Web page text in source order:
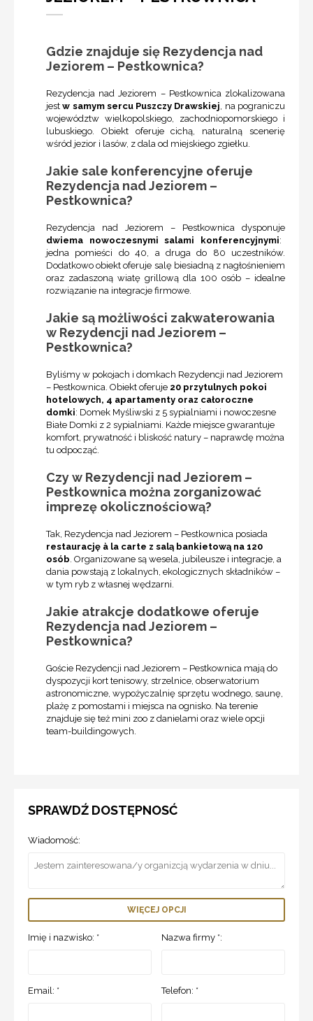
Gdzie znajduje się Rezydencja nad
Jeziorem – Pestkownica?
Rezydencja nad Jeziorem – Pestkownica zlokalizowana
jestw samym sercu Puszczy Drawskiej, na pograniczu
województw wielkopolskiego, zachodniopomorskiego i
lubuskiego. Obiekt oferuje cichą, naturalną scenerię
wśród jezior i lasów, z dala od miejskiego zgiełku.
Jakie sale konferencyjne oferuje
Rezydencja nad Jeziorem –
Pestkownica?
Rezydencja nad Jeziorem – Pestkownica dysponuje
dwiema nowoczesnymi salami konferencyjnymi:
jedna pomieści do 40, a druga do 80 uczestników.
Dodatkowo obiekt oferuje salę biesiadną z nagłośnieniem
oraz zadaszoną wiatę grillową dla 100 osób – idealne
rozwiązanie na integracje firmowe.
Jakie są możliwości zakwaterowania
w Rezydencji nad Jeziorem –
Pestkownica?
Byliśmy w pokojach i domkach Rezydencji nad Jeziorem
– Pestkownica. Obiekt oferuje 20 przytulnych pokoi
hotelowych, 4 apartamenty oraz całoroczne
domki: Domek Myśliwski z 5 sypialniami i nowoczesne
Białe Domki z 2 sypialniami. Każde miejsce gwarantuje
komfort, prywatność i bliskość natury – naprawdę można
tu odpocząć.
Czy w Rezydencji nad Jeziorem –
Pestkownica można zorganizować
imprezę okolicznościową?
Tak, Rezydencja nad Jeziorem – Pestkownica posiada
restaurację à la carte z salą bankietową na 120
osób. Organizowane są wesela, jubileusze i integracje, a
dania powstają z lokalnych, ekologicznych składników –
w tym ryb z własnej wędzarni.
Jakie atrakcje dodatkowe oferuje
Rezydencja nad Jeziorem –
Pestkownica?
Goście Rezydencji nad Jeziorem – Pestkownica mają do
dyspozycji kort tenisowy, strzelnice, obserwatorium
astronomiczne, wypożyczalnię sprzętu wodnego, saunę,
plażę z pomostami i miejsca na ognisko. Na terenie
znajduje się też mini zoo z danielami oraz wiele opcji
team-buildingowych.
SPRAWDŹ DOSTĘPNOSĆ
Wiadomość:
WIĘCEJ OPCJI
Imię i nazwisko: * Nazwa firmy *:
Email: * Telefon: *